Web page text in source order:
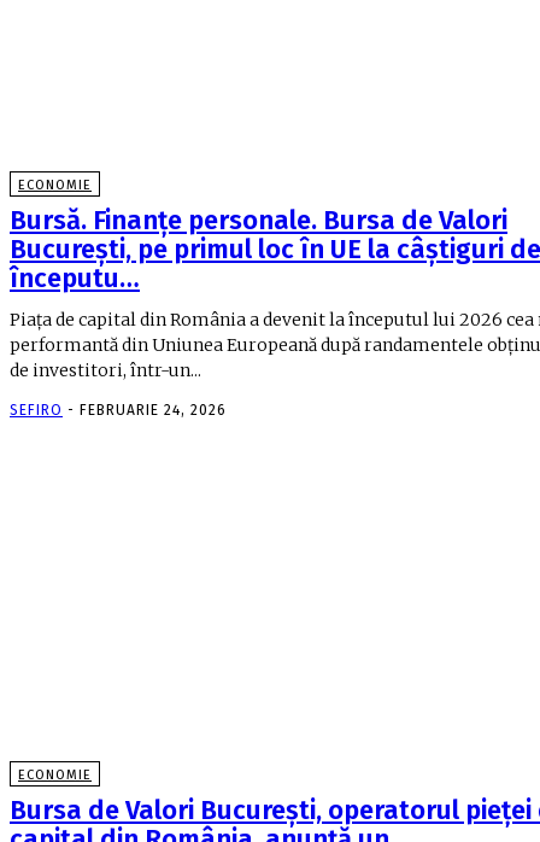
ECONOMIE
Bursă. Finanţe personale. Bursa de Valori
Bucureşti, pe primul loc în UE la câştiguri
începutu…
Piaţa de capital din România a devenit la începutul lui 2026 cea
performantă din Uniunea Europeană după randa­mentele
de investitori, într-un...
SEFIRO - FEBRUARIE 24, 2026
ECONOMIE
Bursa de Valori Bucureşti, operatorul pieţei